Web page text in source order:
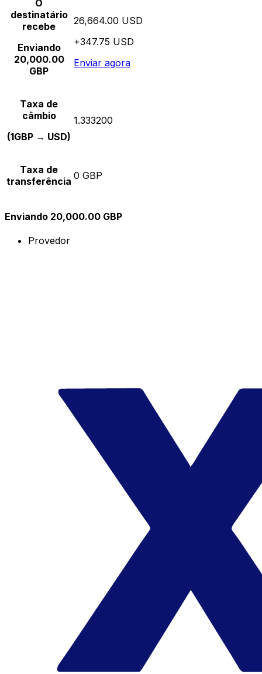
O
destinatário
recebe
Enviando
20,000.00
GBP
26,664.00 USD
+347.75 USD
Enviar agora
Taxa de
câmbio
(1GBP → USD)
1.333200
Taxa de
transferência 0 GBP
Enviando 20,000.00 GBP
Provedor